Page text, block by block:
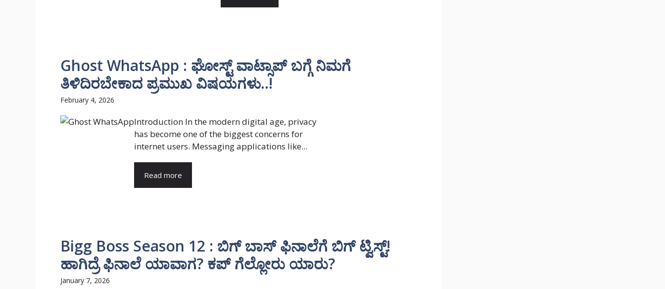
Ghost WhatsApp : ಘೋಸ್ಟ್ ವಾಟ್ಸಾಪ್ ಬಗ್ಗೆ ನಿಮಗೆ
ತಿಳಿದಿರಬೇಕಾದ ಪ್ರಮುಖ ವಿಷಯಗಳು..!
February 4, 2026
Introduction In the modern digital age, privacy
has become one of the biggest concerns for
internet users. Messaging applications like...
Read more
Bigg Boss Season 12 : ಬಿಗ್ ಬಾಸ್ ಫಿನಾಲೆಗೆ ಬಿಗ್ ಟ್ವಿಸ್ಟ್!
ಹಾಗಿದ್ರೆ ಫಿನಾಲೆ ಯಾವಾಗ? ಕಪ್ ಗೆಲ್ಲೋರು ಯಾರು?
January 7, 2026